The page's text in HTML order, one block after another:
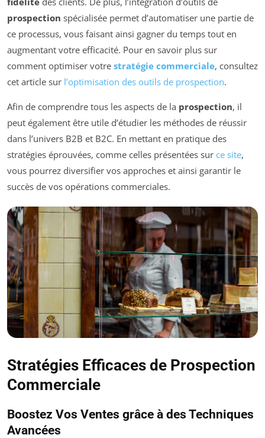
prospection spécialisée permet d’automatiser une partie de
ce processus, vous faisant ainsi gagner du temps tout en
augmentant votre efficacité. Pour en savoir plus sur
comment optimiser votre stratégie commerciale, consultez
cet article sur l’optimisation des outils de prospection.
Afin de comprendre tous les aspects de la prospection, il
peut également être utile d’étudier les méthodes de réussir
dans l’univers B2B et B2C. En mettant en pratique des
stratégies éprouvées, comme celles présentées sur ce site,
vous pourrez diversifier vos approches et ainsi garantir le
succès de vos opérations commerciales.
Stratégies Efficaces de Prospection
Commerciale
Boostez Vos Ventes grâce à des Techniques
Avancées